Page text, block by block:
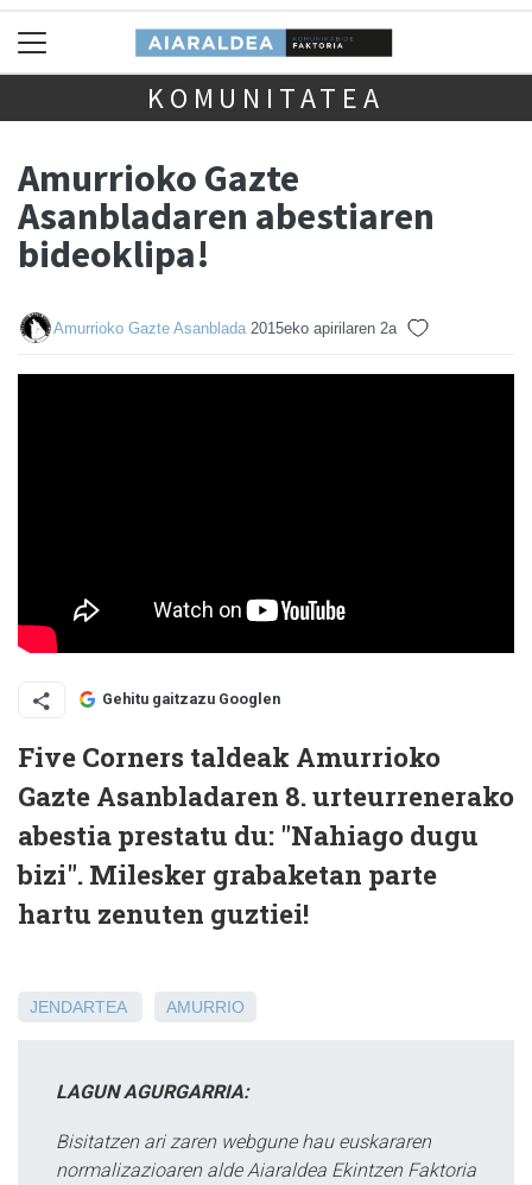
KOMUNITATEA
Amurrioko Gazte
Asanbladaren abestiaren
bideoklipa!
Amurrioko Gazte Asanblada 2015eko apirilaren 2a
Gehitu gaitzazu Googlen
Five Corners taldeak Amurrioko
Gazte Asanbladaren 8. urteurrenerako
abestia prestatu du: "Nahiago dugu
bizi". Milesker grabaketan parte
hartu zenuten guztiei!
JENDARTEA AMURRIO
LAGUN AGURGARRIA:
Bisitatzen ari zaren webgune hau euskararen
normalizazioaren alde Aiaraldea Ekintzen Faktoria